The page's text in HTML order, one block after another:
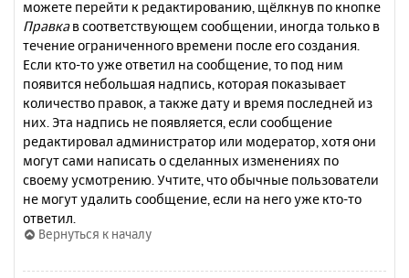
можете перейти к редактированию, щёлкнув по кнопке
Правкав соответствующем сообщении, иногда только в
течение ограниченного времени после его создания.
Если кто-то уже ответил на сообщение, то под ним
появится небольшая надпись, которая показывает
количество правок, а также дату и время последней из
них. Эта надпись не появляется, если сообщение
редактировал администратор или модератор, хотя они
могут сами написать о сделанных изменениях по
своему усмотрению. Учтите, что обычные пользователи
не могут удалить сообщение, если на него уже кто-то
ответил.
Вернуться к началу